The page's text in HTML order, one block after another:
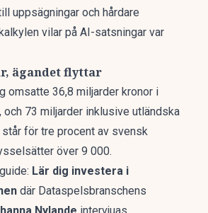
uppsägningar och hårdare
vilar på AI-satsningar var
ägandet flyttar
omsatte 36,8 miljarder kronor i
och 73 miljarder inklusive utländska
för tre procent av svensk
över 9 000.
Lär dig investera i
där Dataspelsbranschens